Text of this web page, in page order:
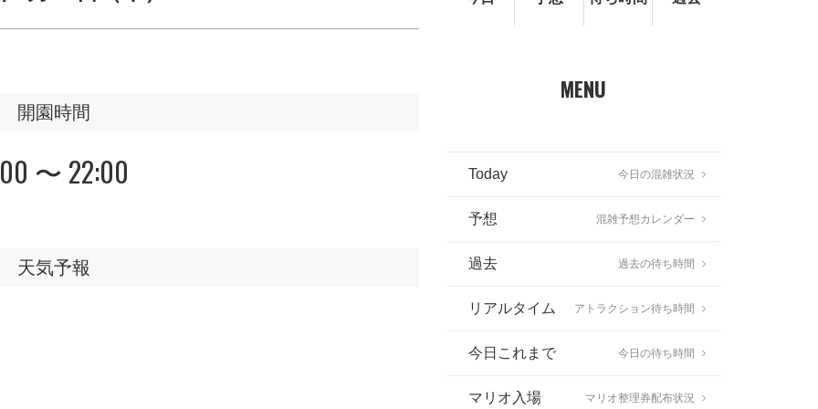
開園時間
〜 22:00
天気予報
MENU
Today 今日の混雑状況
予想 混雑予想カレンダー
過去 過去の待ち時間
リアルタイム アトラクション待ち時間
今日これまで 今日の待ち時間
マリオ入場 マリオ整理券配布状況